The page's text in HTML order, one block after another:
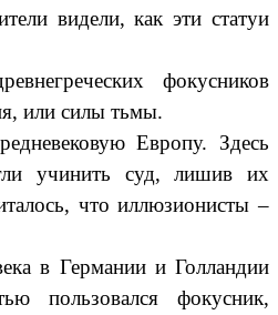
видели, как эти статуи
фокусников
или силы тьмы.
Европу. Здесь
учинить суд, лишив их
что иллюзионисты –
в Германии и Голландии
пользовался фокусник,